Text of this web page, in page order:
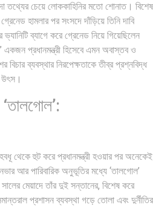
তথ্যের চেয়ে লোককাহিনির মতো শোনাত। বিশেষ
হামলার পর সংসদে দাঁড়িয়ে তিনি দাবি
ব্যাগে করে গ্রেনেড নিয়ে গিয়েছিলেন
প্রধানমন্ত্রী হিসেবে এমন অবাস্তব ও
ব্যবস্থার নিরপেক্ষতাকে তীব্র প্রশ্নবিদ্ধ
উৎস।
থেকে হুট করে প্রধানমন্ত্রী হওয়ার পর অনেকেই
আর পারিবারিক অনুভূতির মধ্যে ‘তালগোল’
মেয়াদে তাঁর দুই সন্তানের, বিশেষ করে
প্রশাসন ব্যবস্থা গড়ে তোলা এবং দুর্নীতির